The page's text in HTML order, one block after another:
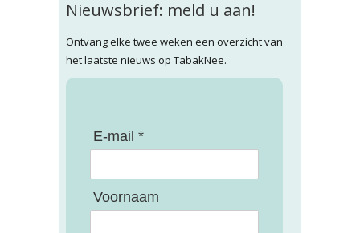
Nieuwsbrief: meld u aan!
Ontvang elke twee weken een overzicht van
het laatste nieuws op TabakNee.
E-mail *
Voornaam